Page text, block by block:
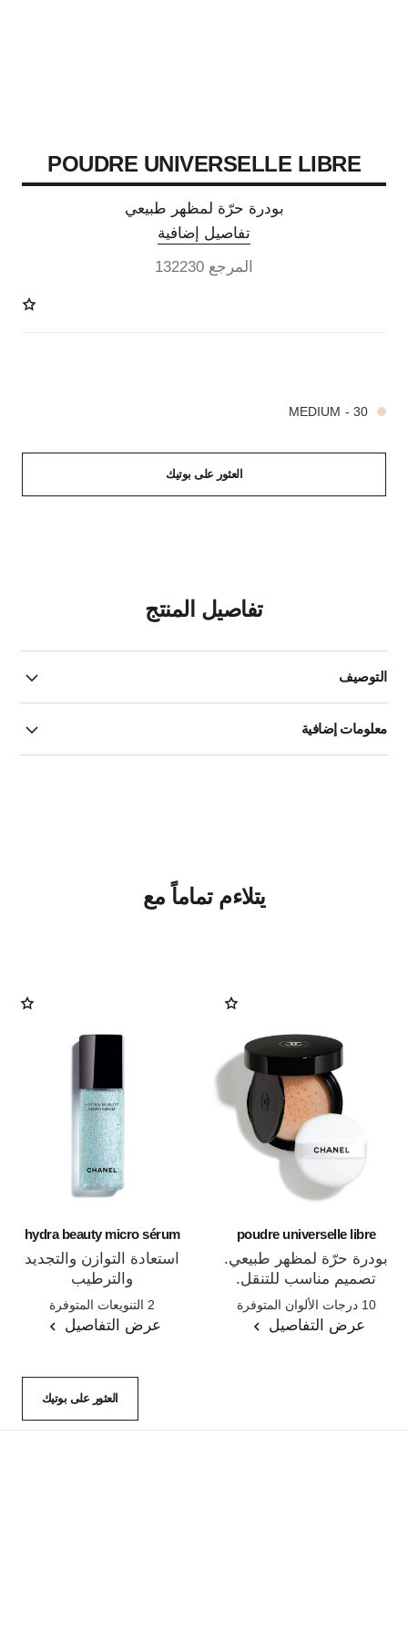
POUDRE UNIVERSELLE LIBRE
بودرة حرّة لمظهر طبيعي
تفاصيل إضافية
المرجع 132230
30 - MEDIUM
العثور على بوتيك
تفاصيل المنتج
التوصيف
معلومات إضافية
يتلاءم تماماً مع
poudre universelle libre
بودرة حرّة لمظهر طبيعي.
تصميم مناسب للتنقل.
المرجع 132726
10 درجات الألوان المتوفرة
عرض التفاصيل
hydra beauty micro sérum
استعادة التوازن والتجديد
والترطيب
2 التنويعات المتوفرة
عرض التفاصيل
العثور على بوتيك